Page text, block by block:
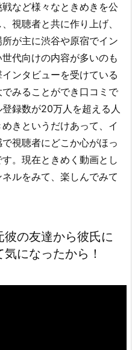
など様々なときめきを公
視聴者と共に作り上げ、
が主に渋谷や原宿でイン
代向けの内容が多いのも
ンタビューを受けている
みることができ口コミで
録数が20万人を超える人
きというだけあって、イ
視聴者にどこか心がほっ
。現在ときめく動画とし
ルをみて、楽しんでみて
彼の友達から彼氏に
になったから！